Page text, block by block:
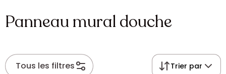
Panneau mural douche
Tous les filtres Trier par